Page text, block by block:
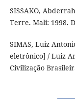
SISSAKO,
Terre. Mali: 1998.
SIMAS, Luiz
eletrônico] / Luiz
Civilização